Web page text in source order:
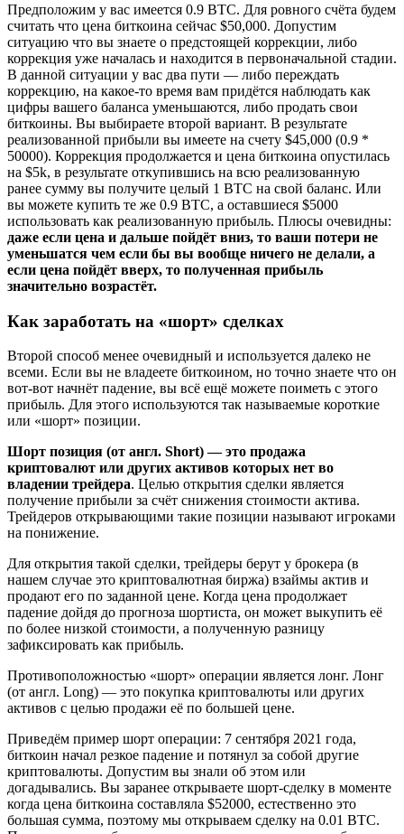
Предположим у вас имеется 0.9 BTC. Для ровного счёта будем
считать что цена биткоина сейчас $50,000. Допустим
ситуацию что вы знаете о предстоящей коррекции, либо
коррекция уже началась и находится в первоначальной стадии.
В данной ситуации у вас два пути — либо переждать
коррекцию, на какое-то время вам придётся наблюдать как
цифры вашего баланса уменьшаются, либо продать свои
биткоины. Вы выбираете второй вариант. В результате
реализованной прибыли вы имеете на счету $45,000 (0.9 *
50000). Коррекция продолжается и цена биткоина опустилась
на $5k, в результате откупившись на всю реализованную
ранее сумму вы получите целый 1 BTC на свой баланс. Или
вы можете купить те же 0.9 BTC, а оставшиеся $5000
использовать как реализованную прибыль. Плюсы очевидны:
даже если цена и дальше пойдёт вниз, то ваши потери не
уменьшатся чем если бы вы вообще ничего не делали, а
если цена пойдёт вверх, то полученная прибыль
значительно возрастёт.
Как заработать на «шорт» сделках
Второй способ менее очевидный и используется далеко не
всеми. Если вы не владеете биткоином, но точно знаете что он
вот-вот начнёт падение, вы всё ещё можете поиметь с этого
прибыль. Для этого используются так называемые короткие
или «шорт» позиции.
Шорт позиция (от англ. Short) — это продажа
криптовалют или других активов которых нет во
владении трейдера. Целью открытия сделки является
получение прибыли за счёт снижения стоимости актива.
Трейдеров открывающими такие позиции называют игроками
на понижение.
Для открытия такой сделки, трейдеры берут у брокера (в
нашем случае это криптовалютная биржа) взаймы актив и
продают его по заданной цене. Когда цена продолжает
падение дойдя до прогноза шортиста, он может выкупить её
по более низкой стоимости, а полученную разницу
зафиксировать как прибыль.
Противоположностью «шорт» операции является лонг. Лонг
(от англ. Long) — это покупка криптовалюты или других
активов с целью продажи её по большей цене.
Приведём пример шорт операции: 7 сентября 2021 года,
биткоин начал резкое падение и потянул за собой другие
криптовалюты. Допустим вы знали об этом или
догадывались. Вы заранее открываете шорт-сделку в моменте
когда цена биткоина составляла $52000, естественно это
большая сумма, поэтому мы открываем сделку на 0.01 BTC.